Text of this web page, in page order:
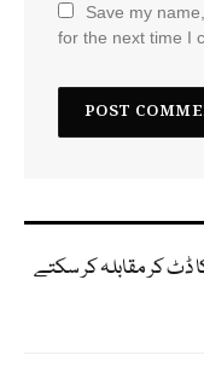
Save my
for the next time I
ڈٹ کر مقابلہ کر سکتے